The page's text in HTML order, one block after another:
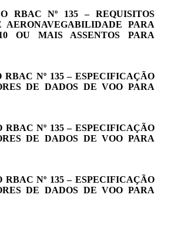
RBAC Nº 135 – REQUISITOS
AERONAVEGABILIDADE PARA
OU MAIS ASSENTOS PARA
RBAC Nº 135 – ESPECIFICAÇÃO
DE DADOS DE VOO PARA
RBAC Nº 135 – ESPECIFICAÇÃO
DE DADOS DE VOO PARA
RBAC Nº 135 – ESPECIFICAÇÃO
DE DADOS DE VOO PARA